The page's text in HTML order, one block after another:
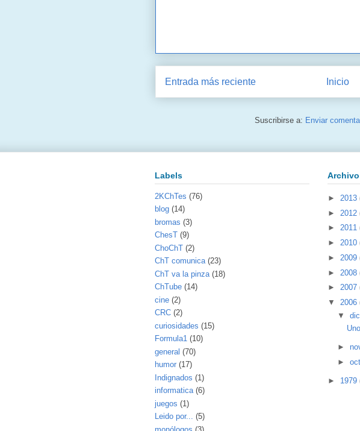
Entrada más reciente Inicio
Suscribirse a: Enviar
Labels
2KChTes (76)
blog (14)
bromas (3)
ChesT (9)
ChoChT (2)
ChT comunica (23)
ChT va la pinza (18)
ChTube (14)
cine (2)
CRC (2)
curiosidades (15)
Formula1 (10)
general (70)
humor (17)
Indignados (1)
informatica (6)
juegos (1)
Leido por... (5)
► 2013
► 2012
► 2011
► 2010
► 2009
► 2008
► 2007
▼ 2006
▼
►
►
► 1979